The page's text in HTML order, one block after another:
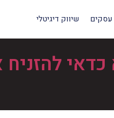
עסקים שיווק דיגיטלי